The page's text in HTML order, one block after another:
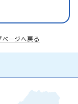
ページへ戻る